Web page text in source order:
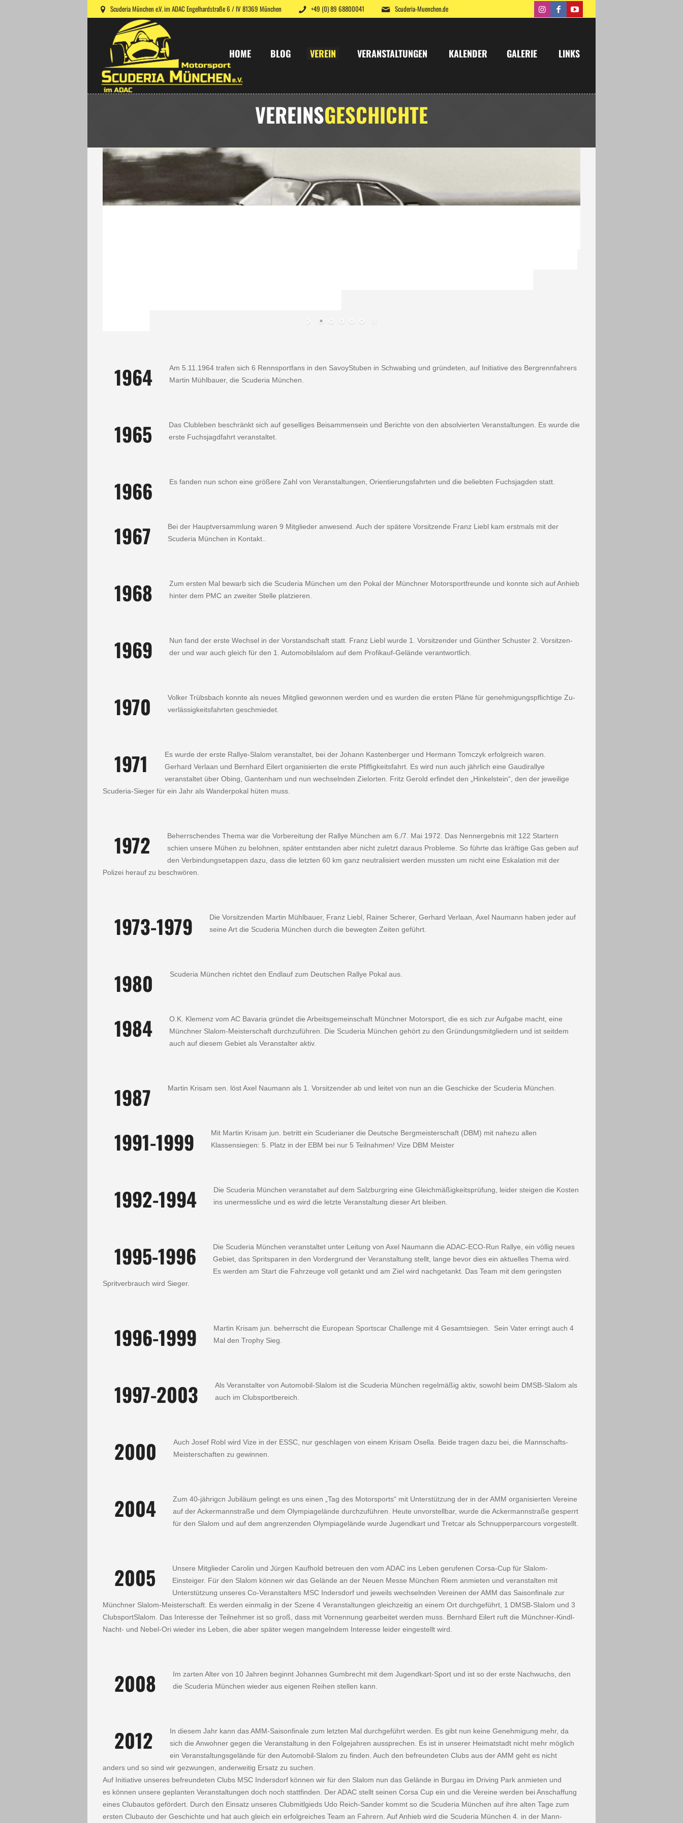
Scuderia München e.V. im ADAC Engelhardstraße 6 / IV 81369 München +49 (0) 89 68800041 Scuderia-Muenchen.de
HOME BLOG VEREIN VERANSTALTUNGEN KALENDER GALERIE LINKS
VEREINSGESCHICHTE
1964
Am 5.11.1964 trafen sich 6 Rennsportfans in den Savoy­Stuben in Schwabing und gründeten, auf Initiative des Berg­rennfahrers
Martin Mühlbauer, die Scuderia München.
1965
Das Clubleben beschränkt sich auf geselliges Beisammen­sein und Berichte von den absolvierten Veranstaltungen. Es wurde die
erste Fuchsjagdfahrt veranstaltet.
1966 Es fanden nun schon eine größere Zahl von Veranstaltungen, Orientierungsfahrten und die beliebten Fuchsjagden statt.
1967
Bei der Hauptver­sammlung waren 9 Mitglieder anwesend. Auch der spätere Vorsitzende Franz Liebl kam erst­mals mit der
Scuderia München in Kontakt..
1968
Zum ersten Mal bewarb sich die Scuderia München um den Po­kal der Münchner Motorsportfreunde und konnte sich auf An­hieb
hinter dem PMC an zweiter Stelle platzieren.
1969
Nun fand der erste Wechsel in der Vorstandschaft statt. Franz Liebl wurde 1. Vorsitzender und Günther Schuster 2. Vorsitzen­
der und war auch gleich für den 1. Automobilslalom auf dem Pro­fikauf-Gelände verantwortlich.
1970
Volker Trübsbach konnte als neues Mitglied gewonnen werden und es wurden die ersten Pläne für genehmigungspflichtige Zu­
verlässigkeitsfahrten geschmiedet.
1971
Es wurde der erste Rallye-Slalom veranstaltet, bei der Johann Kastenberger und Hermann Tomczyk erfolgreich waren.
Gerhard Verlaan und Bernhard Eilert organisierten die erste Pfiffigkeitsfahrt. Es wird nun auch jährlich eine Gaudirallye
veranstaltet über Obing, Gantenham und nun wechselnden Zielorten. Fritz Gerold erfindet den „Hinkelstein“, den der jeweilige
Scuderia-Sieger für ein Jahr als Wanderpokal hü­ten muss.
1972
Beherrschendes Thema war die Vorbereitung der Rallye München am 6./7. Mai 1972. Das Nenner­gebnis mit 122 Startern
schien unsere Mühen zu belohnen, später entstanden aber nicht zuletzt daraus Probleme. So führte das kräftige Gas geben auf
den Verbin­dungsetappen dazu, dass die letzten 60 km ganz neutralisiert werden mussten um nicht eine Eskalation mit der
Polizei herauf zu beschwören.
1973-1979
Die Vorsitzenden Martin Mühlbauer, Franz Liebl, Rainer Scherer, Gerhard Verlaan, Axel Naumann haben jeder auf
seine Art die Scuderia München durch die bewegten Zeiten ge­führt.
1980 Scuderia München richtet den Endlauf zum Deutschen Rallye Pokal aus.
1984
O.K. Klemenz vom AC Bavaria gründet die Arbeitsgemein­schaft Münchner Motorsport, die es sich zur Aufgabe macht, eine
Münchner Slalom-Meisterschaft durchzuführen. Die Scuderia München gehört zu den Gründungsmitgliedern und ist seitdem
auch auf diesem Gebiet als Veranstalter aktiv.
1987 Martin Krisam sen. löst Axel Naumann als 1. Vorsitzender ab und leitet von nun an die Geschicke der Scuderia Mün­chen.
1991-1999
Mit Martin Krisam jun. betritt ein Scuderianer die Deutsche Bergmeisterschaft (DBM) mit nahezu allen
Klassensiegen: 5. Platz in der EBM bei nur 5 Teilnahmen! Vize DBM Meister
1992-1994
Die Scuderia München veranstaltet auf dem Salzburgring eine Gleichmäßigkeitsprüfung, leider steigen die Kosten
ins unermessliche und es wird die letzte Veranstaltung dieser Art bleiben.
1995-1996
Die Scuderia München veranstaltet unter Leitung von Axel Nau­mann die ADAC-ECO-Run Rallye, ein völlig neues
Gebiet, das Spritsparen in den Vordergrund der Veranstaltung stellt, lange bevor dies ein aktuelles Thema wird.
Es werden am Start die Fahrzeuge voll getankt und am Ziel wird nachgetankt. Das Team mit dem gerings­ten
Spritverbrauch wird Sieger.
1996-1999
Martin Krisam jun. beherrscht die European Sportscar Challenge mit 4 Gesamtsiegen. Sein Vater erringt auch 4
Mal den Trophy Sieg.
1997-2003
Als Veranstalter von Automobil-Slalom ist die Scuderia München regelmäßig aktiv, sowohl beim DMSB-Slalom als
auch im Clubsportbereich.
2000
Auch Josef Robl wird Vize in der ESSC, nur geschlagen von einem Krisam Osella. Beide tragen dazu bei, die Mannschafts-
Meisterschaften zu gewinnen.
2004
Zum 40-jährigcn Jubiläum gelingt es uns einen „Tag des Motorsports“ mit Unterstützung der in der AMM organi­sierten Vereine
auf der Ackermannstraße und dem Olympiagelände durchzuführen. Heute unvorstellbar, wurde die Ackermannstraße gesperrt
für den Slalom und auf dem an­grenzenden Olympiagelände wurde Jugendkart und Tret­car als Schnupperparcours vorgestellt.
2005
Unsere Mitglieder Carolin und Jürgen Kaufhold betreuen den vom ADAC ins Leben gerufenen Corsa-Cup für Slalom­-
Einsteiger. Für den Slalom können wir das Gelände an der Neuen Messe München Riem anmieten und veranstalten mit
Unterstützung unseres Co-Veranstalters MSC Inders­dorf und jeweils wechselnden Vereinen der AMM das Sai­sonfinale zur
Münchner Slalom-Meisterschaft. Es werden ­einmalig in der Szene 4 Veranstaltungen gleichzeitig an einem Ort durchgeführt, 1 DMSB-Slalom und 3
Clubsport­Slalom. Das Interesse der Teilnehmer ist so groß, dass mit Vornennung gearbeitet werden muss. Bernhard Eilert ruft die Münchner-Kindl-
Nacht- und Nebel-Ori wieder ins Leben, die aber später wegen mangelndem Interesse leider eingestellt wird.
2008
Im zarten Alter von 10 Jahren beginnt Johannes Gumbrecht mit dem Jugendkart-Sport und ist so der erste Nachwuchs, den
die Scuderia München wieder aus eigenen Reihen stellen kann.
2012
In diesem Jahr kann das AMM-Saisonfinale zum letzten Mal durch­geführt werden. Es gibt nun keine Genehmigung mehr, da
sich die Anwohner gegen die Veranstaltung in den Folgejah­ren aussprechen. Es ist in unserer Heimatstadt nicht mehr möglich
ein Veranstaltungsgelände für den Automobil-Slalom zu finden. Auch den befreundeten Clubs aus der AMM geht es nicht
anders und so sind wir gezwungen, anderweitig Ersatz zu suchen.
Auf Initiative unseres befreundeten Clubs MSC Indersdorf können wir für den Slalom nun das Gelände in Burgau im Driving Park anmieten und
es können unsere geplanten Veranstaltungen doch noch stattfinden. Der ADAC stellt seinen Corsa Cup ein und die Vereine werden bei Anschaffung
eines Clubautos gefördert. Durch den Einsatz unseres Clubmit­lgieds Udo Reich-Sander kommt so die Scuderia Mün­chen auf ihre alten Tage zum
ersten Clubauto der Geschichte und hat auch gleich ein erfolgreiches Team an Fahrern. Auf Anhieb wird die Scuderia München 4. in der Mann­